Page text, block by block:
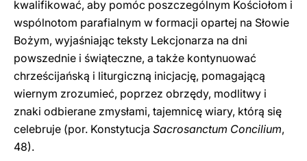
kwalifikować, aby pomóc poszczególnym Kościołom i
wspólnotom parafialnym w formacji opartej na Słowie
Bożym, wyjaśniając teksty Lekcjonarza na dni
powszednie i świąteczne, a także kontynuować
chrześcijańską i liturgiczną inicjację, pomagającą
wiernym zrozumieć, poprzez obrzędy, modlitwy i
znaki odbierane zmysłami, tajemnicę wiary, którą się
celebruje (por. Konstytucja Sacrosanctum Concilium,
48).